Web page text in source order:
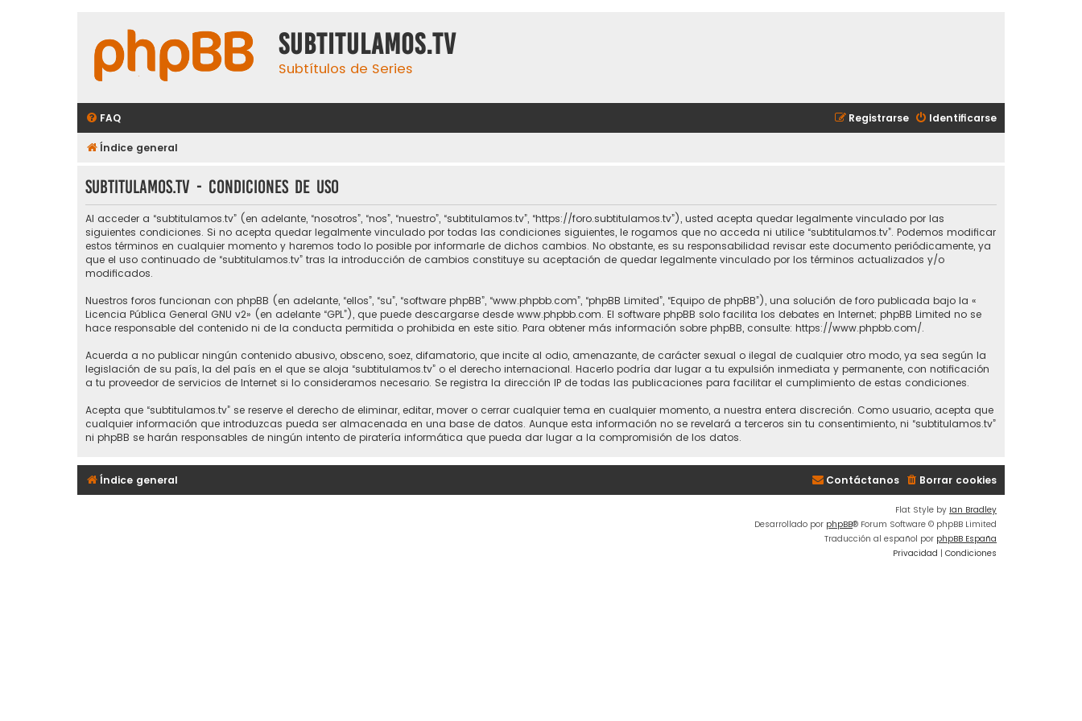
subtitulamos.tv
Subtítulos de Series
FAQ Identificarse
Registrarse
Índice general
subtitulamos.tv - Condiciones de uso
Al acceder a “subtitulamos.tv” (en adelante, “nosotros”, “nos”, “nuestro”, “subtitulamos.tv”, “https://foro.subtitulamos.tv”), usted acepta quedar legalmente vinculado por las
siguientes condiciones. Si no acepta quedar legalmente vinculado por todas las condiciones siguientes, le rogamos que no acceda ni utilice “subtitulamos.tv”. Podemos modificar
estos términos en cualquier momento y haremos todo lo posible por informarle de dichos cambios. No obstante, es su responsabilidad revisar este documento periódicamente, ya
que el uso continuado de “subtitulamos.tv” tras la introducción de cambios constituye su aceptación de quedar legalmente vinculado por los términos actualizados y/o
modificados.
Nuestros foros funcionan con phpBB (en adelante, “ellos”, “su”, “software phpBB”, “www.phpbb.com”, “phpBB Limited”, “Equipo de phpBB”), una solución de foro publicada bajo la «
Licencia Pública General GNU v2» (en adelante “GPL”), que puede descargarse desde www.phpbb.com. El software phpBB solo facilita los debates en Internet; phpBB Limited no se
hace responsable del contenido ni de la conducta permitida o prohibida en este sitio. Para obtener más información sobre phpBB, consulte: https://www.phpbb.com/.
Acuerda a no publicar ningún contenido abusivo, obsceno, soez, difamatorio, que incite al odio, amenazante, de carácter sexual o ilegal de cualquier otro modo, ya sea según la
legislación de su país, la del país en el que se aloja “subtitulamos.tv” o el derecho internacional. Hacerlo podría dar lugar a tu expulsión inmediata y permanente, con notificación
a tu proveedor de servicios de Internet si lo consideramos necesario. Se registra la dirección IP de todas las publicaciones para facilitar el cumplimiento de estas condiciones.
Acepta que “subtitulamos.tv” se reserve el derecho de eliminar, editar, mover o cerrar cualquier tema en cualquier momento, a nuestra entera discreción. Como usuario, acepta que
cualquier información que introduzcas pueda ser almacenada en una base de datos. Aunque esta información no se revelará a terceros sin tu consentimiento, ni “subtitulamos.tv”
ni phpBB se harán responsables de ningún intento de piratería informática que pueda dar lugar a la compromisión de los datos.
Índice general Borrar cookies
Contáctanos
Flat Style by Ian Bradley
Desarrollado por phpBB® Forum Software © phpBB Limited
Traducción al español por phpBB España
Privacidad | Condiciones